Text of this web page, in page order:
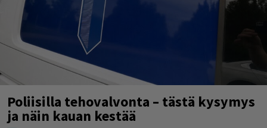
Poliisilla tehovalvonta – tästä kysymys
ja näin kauan kestää